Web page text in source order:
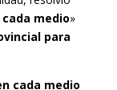
medio»
para
cada medio